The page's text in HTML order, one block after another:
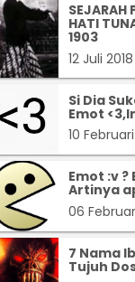
SEJARAH
HATI
1903
12 Juli 2018
Si Dia
Emot
10
Emot :v ?
Artinya
06
7 Nama
Tujuh